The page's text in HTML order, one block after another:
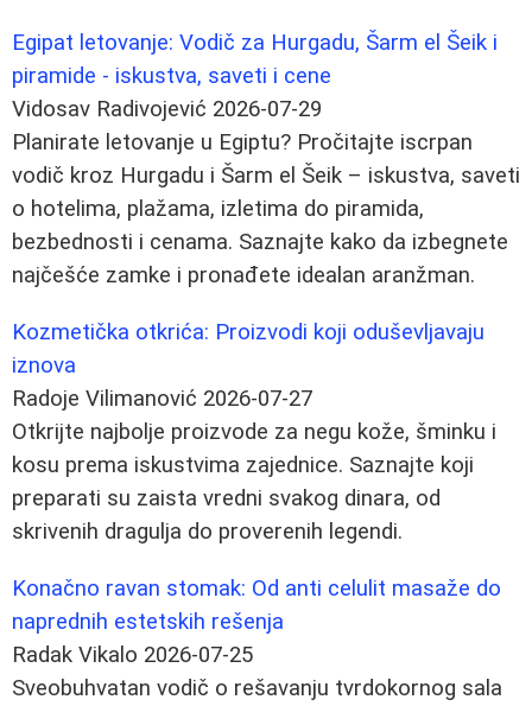
Egipat letovanje: Vodič za Hurgadu, Šarm el Šeik i
piramide - iskustva, saveti i cene
Vidosav Radivojević 2026-07-29
Planirate letovanje u Egiptu? Pročitajte iscrpan
vodič kroz Hurgadu i Šarm el Šeik – iskustva, saveti
o hotelima, plažama, izletima do piramida,
bezbednosti i cenama. Saznajte kako da izbegnete
najčešće zamke i pronađete idealan aranžman.
Kozmetička otkrića: Proizvodi koji oduševljavaju
iznova
Radoje Vilimanović 2026-07-27
Otkrijte najbolje proizvode za negu kože, šminku i
kosu prema iskustvima zajednice. Saznajte koji
preparati su zaista vredni svakog dinara, od
skrivenih dragulja do proverenih legendi.
Konačno ravan stomak: Od anti celulit masaže do
naprednih estetskih rešenja
Radak Vikalo 2026-07-25
Sveobuhvatan vodič o rešavanju tvrdokornog sala